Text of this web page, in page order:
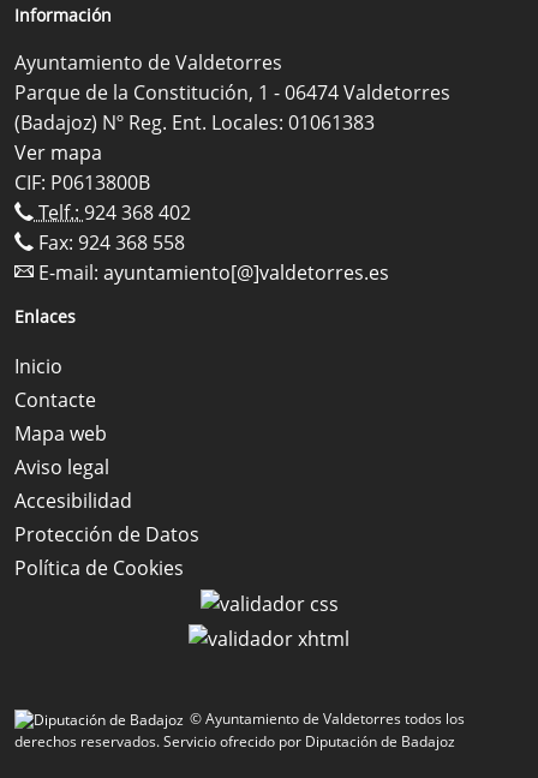
Información
Ayuntamiento de Valdetorres
Parque de la Constitución, 1 - 06474 Valdetorres
(Badajoz) Nº Reg. Ent. Locales: 01061383
Ver mapa
CIF: P0613800B
Telf.: 924 368 402
Fax: 924 368 558
E-mail: ayuntamiento[@]valdetorres.es
Enlaces
Inicio
Contacte
Mapa web
Aviso legal
Accesibilidad
Protección de Datos
Política de Cookies
© Ayuntamiento de Valdetorres todos los
derechos reservados.Servicio ofrecido por Diputación de Badajoz